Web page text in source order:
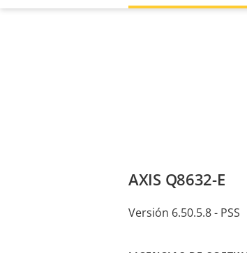
AXIS Q8632-E
Versión 6.50.5.8 - PSS